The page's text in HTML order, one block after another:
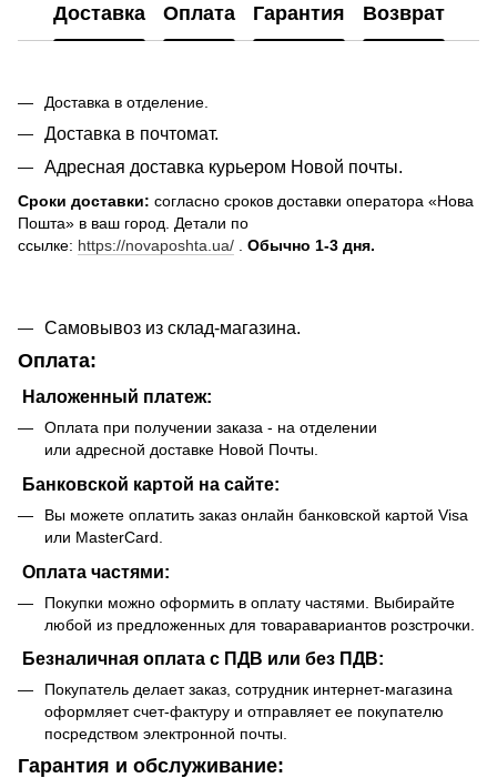
Доставка Оплата Гарантия Возврат
Доставка в отделение.
Доставка в почтомат.
Адресная доставка курьером Новой почты.
Сроки доставки: согласно сроков доставки оператора «Нова
Пошта» в ваш город. Детали по
ссылке: https://novaposhta.ua/ Обычно 1-3 дня.
Самовывоз из склад-магазина.
Оплата:
Наложенный платеж:
Оплата при получении заказа - на отделении
или адресной доставке Новой Почты.
Банковской картой на сайте:
Вы можете оплатить заказ онлайн банковской картой Visa
или MasterCard.
Оплата частями:
Покупки можно оформить в оплату частями. Выбирайте
любой из предложенных для товаравариантов розстрочки.
Безналичная оплата с ПДВ или без ПДВ:
Покупатель делает заказ, сотрудник интернет-магазина
оформляет счет-фактуру и отправляет ее покупателю
посредством электронной почты.
Гарантия и обслуживание: